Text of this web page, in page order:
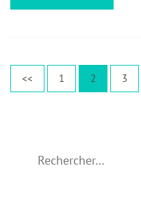
Pagination
des
<< Page
1 Page
2 Page
3